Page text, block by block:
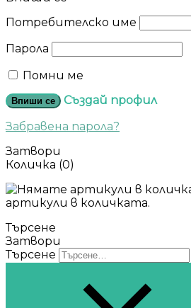
Потребителско име
Парола
Помни ме
Впиши се
Създай профил
Забравена парола?
Затвори
Количка (0)
артикули в количката.
Търсене
Затвори
Търсене